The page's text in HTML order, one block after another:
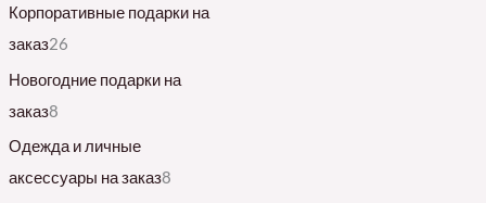
Корпоративные подарки на
заказ26
Новогодние подарки на
заказ8
Одежда и личные
аксессуары на заказ8